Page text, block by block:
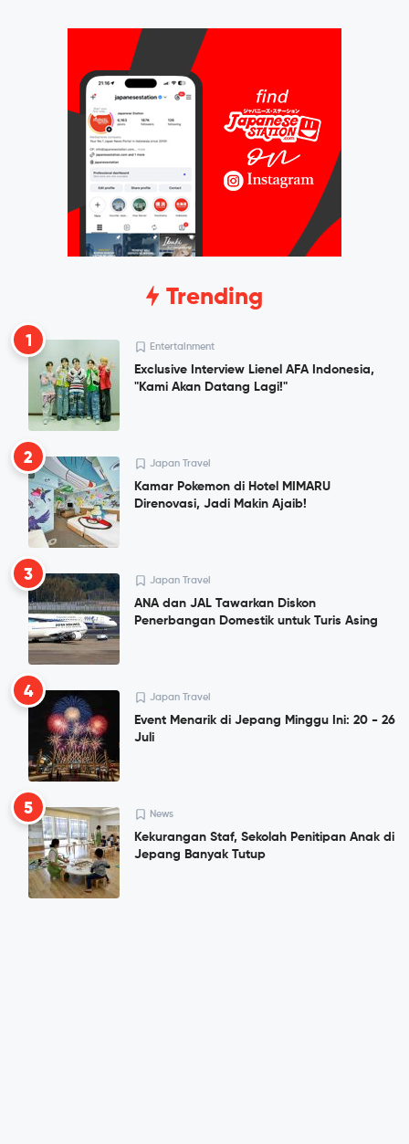
Trending
1 Entertainment
Exclusive Interview Lienel AFA Indonesia,
"Kami Akan Datang Lagi!"
2 Japan Travel
Kamar Pokemon di Hotel MIMARU
Direnovasi, Jadi Makin Ajaib!
3 Japan Travel
ANA dan JAL Tawarkan Diskon
Penerbangan Domestik untuk Turis Asing
4 Japan Travel
Event Menarik di Jepang Minggu Ini: 20 - 26
Juli
5 News
Kekurangan Staf, Sekolah Penitipan Anak di
Jepang Banyak Tutup